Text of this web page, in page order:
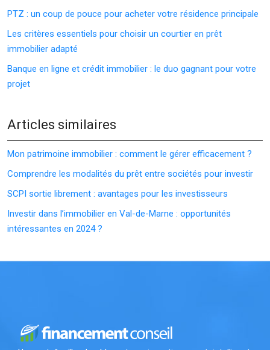
PTZ : un coup de pouce pour acheter votre résidence principale
Les critères essentiels pour choisir un courtier en prêt
immobilier adapté
Banque en ligne et crédit immobilier : le duo gagnant pour votre
projet
Articles similaires
Mon patrimoine immobilier : comment le gérer efficacement ?
Comprendre les modalités du prêt entre sociétés pour investir
SCPI sortie librement : avantages pour les investisseurs
Investir dans l’immobilier en Val-de-Marne : opportunités
intéressantes en 2024 ?